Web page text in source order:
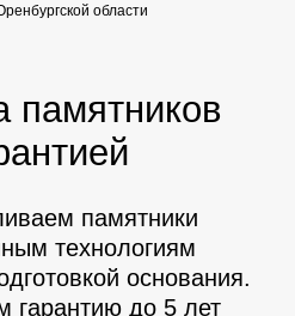
области